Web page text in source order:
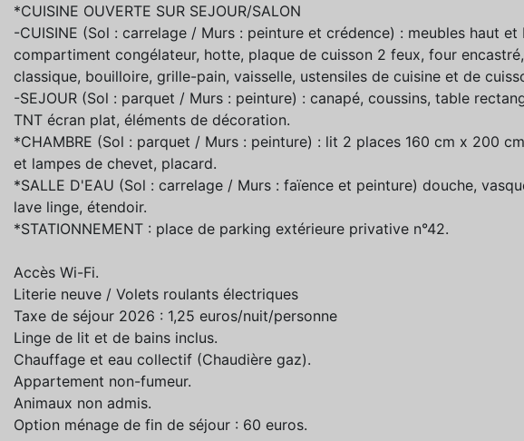
*CUISINE OUVERTE SUR SEJOUR/SALON
-CUISINE (Sol : carrelage / Murs : peinture et crédence) : meubles haut
compartiment congélateur, hotte, plaque de cuisson 2 feux, four
classique, bouilloire, grille-pain, vaisselle, ustensiles de cuisine et de
-SEJOUR (Sol : parquet / Murs : peinture) : canapé, coussins, table
TNT écran plat, éléments de décoration.
*CHAMBRE (Sol : parquet / Murs : peinture) : lit 2 places 160 cm x 200
et lampes de chevet, placard.
*SALLE D'EAU (Sol : carrelage / Murs : faïence et peinture) douche,
lave linge, étendoir.
*STATIONNEMENT : place de parking extérieure privative n°42.
Accès Wi-Fi.
Literie neuve / Volets roulants électriques
Taxe de séjour 2026 : 1,25 euros/nuit/personne
Linge de lit et de bains inclus.
Chauffage et eau collectif (Chaudière gaz).
Appartement non-fumeur.
Animaux non admis.
Option ménage de fin de séjour : 60 euros.